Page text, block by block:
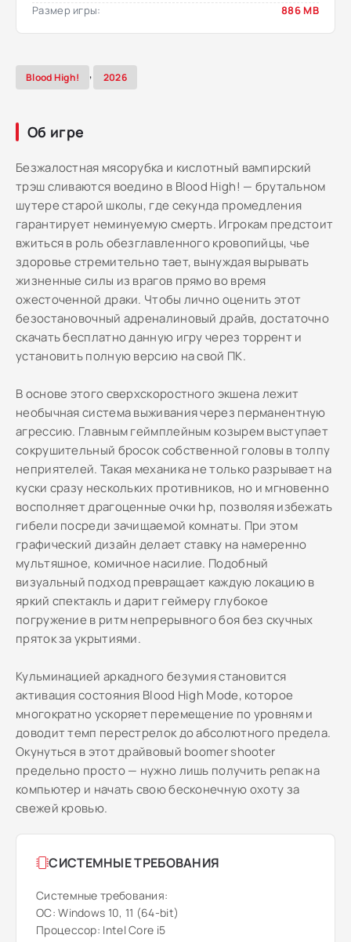
Размер игры:
886 MB
Blood High! , 2026
Об игре
Безжалостная мясорубка и кислотный вампирский
трэш сливаются воедино в Blood High! — брутальном
шутере старой школы, где секунда промедления
гарантирует неминуемую смерть. Игрокам предстоит
вжиться в роль обезглавленного кровопийцы, чье
здоровье стремительно тает, вынуждая вырывать
жизненные силы из врагов прямо во время
ожесточенной драки. Чтобы лично оценить этот
безостановочный адреналиновый драйв, достаточно
скачать бесплатно данную игру через торрент и
установить полную версию на свой ПК.
В основе этого сверхскоростного экшена лежит
необычная система выживания через перманентную
агрессию. Главным геймплейным козырем выступает
сокрушительный бросок собственной головы в толпу
неприятелей. Такая механика не только разрывает на
куски сразу нескольких противников, но и мгновенно
восполняет драгоценные очки hp, позволяя избежать
гибели посреди зачищаемой комнаты. При этом
графический дизайн делает ставку на намеренно
мультяшное, комичное насилие. Подобный
визуальный подход превращает каждую локацию в
яркий спектакль и дарит геймеру глубокое
погружение в ритм непрерывного боя без скучных
пряток за укрытиями.
Кульминацией аркадного безумия становится
активация состояния Blood High Mode, которое
многократно ускоряет перемещение по уровням и
доводит темп перестрелок до абсолютного предела.
Окунуться в этот драйвовый boomer shooter
предельно просто — нужно лишь получить репак на
компьютер и начать свою бесконечную охоту за
свежей кровью.
СИСТЕМНЫЕ ТРЕБОВАНИЯ
Системные требования:
ОС: Windows 10, 11 (64-bit)
Процессор: Intel Core i5